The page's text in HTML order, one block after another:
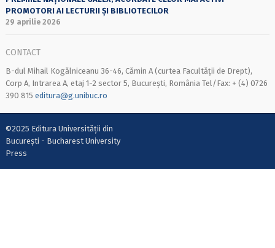
PROMOTORI AI LECTURII ȘI BIBLIOTECILOR
29 aprilie 2026
CONTACT
B-dul Mihail Kogălniceanu 36-46, Cămin A (curtea Facultății de Drept),
Corp A, Intrarea A, etaj 1-2 sector 5, București, România Tel/Fax: + (4) 0726
390 815 editura@g.unibuc.ro
©2025 Editura Universității din
București - Bucharest University
Press